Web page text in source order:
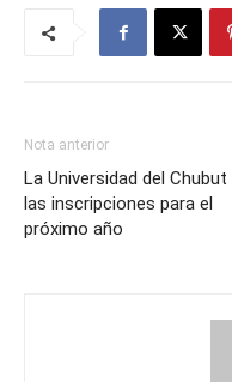
Nota anterior
La Universidad del Chubut
las inscripciones para el
próximo año